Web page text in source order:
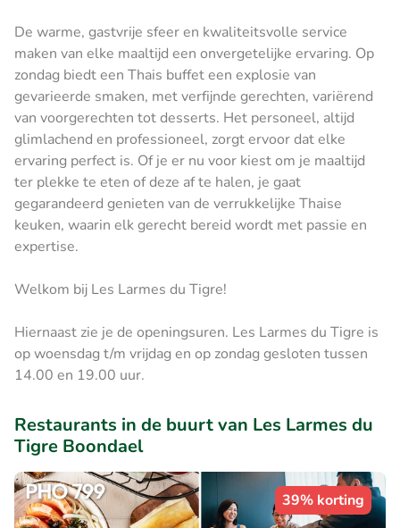
De warme, gastvrije sfeer en kwaliteitsvolle service
maken van elke maaltijd een onvergetelijke ervaring. Op
zondag biedt een Thais buffet een explosie van
gevarieerde smaken, met verfijnde gerechten, variërend
van voorgerechten tot desserts. Het personeel, altijd
glimlachend en professioneel, zorgt ervoor dat elke
ervaring perfect is. Of je er nu voor kiest om je maaltijd
ter plekke te eten of deze af te halen, je gaat
gegarandeerd genieten van de verrukkelijke Thaise
keuken, waarin elk gerecht bereid wordt met passie en
expertise.
Welkom bij Les Larmes du Tigre!
Hiernaast zie je de openingsuren. Les Larmes du Tigre is
op woensdag t/m vrijdag en op zondag gesloten tussen
14.00 en 19.00 uur.
Restaurants in de buurt van Les Larmes du
Tigre Boondael
39% korting